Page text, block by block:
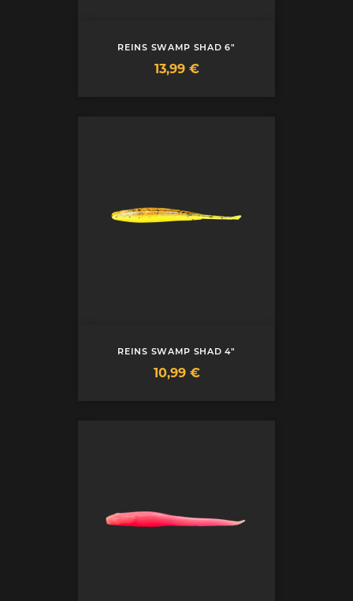
REINS SWAMP SHAD 6"
Prix
13,99 €
REINS SWAMP SHAD 4"
Prix
10,99 €